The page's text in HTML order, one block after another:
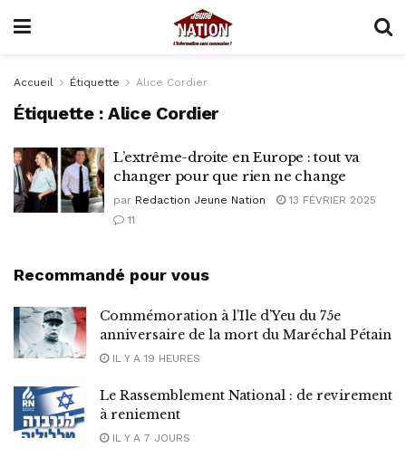
Accueil Étiquette Alice Cordier
Étiquette :Alice Cordier
L’extrême-droite en Europe : tout va
changer pour que rien ne change
par Redaction Jeune Nation
13 FÉVRIER 2025
11
Recommandé pour vous
Commémoration à l’Ile d’Yeu du 75e
anniversaire de la mort du Maréchal Pétain
IL Y A 19 HEURES
Le Rassemblement National : de revirement
à reniement
IL Y A 7 JOURS